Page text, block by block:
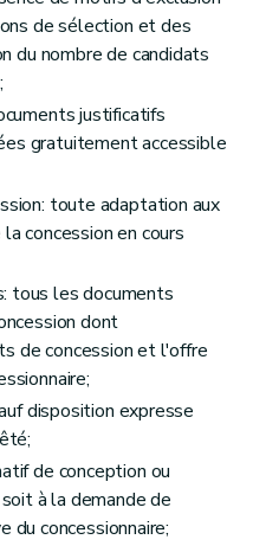
de sélection et des
du nombre de candidats
justificatifs
gratuitement accessible
toute adaptation aux
concession en cours
tous les documents
dont
de concession et l'offre
disposition expresse
de conception ou
à la demande de
du concessionnaire;